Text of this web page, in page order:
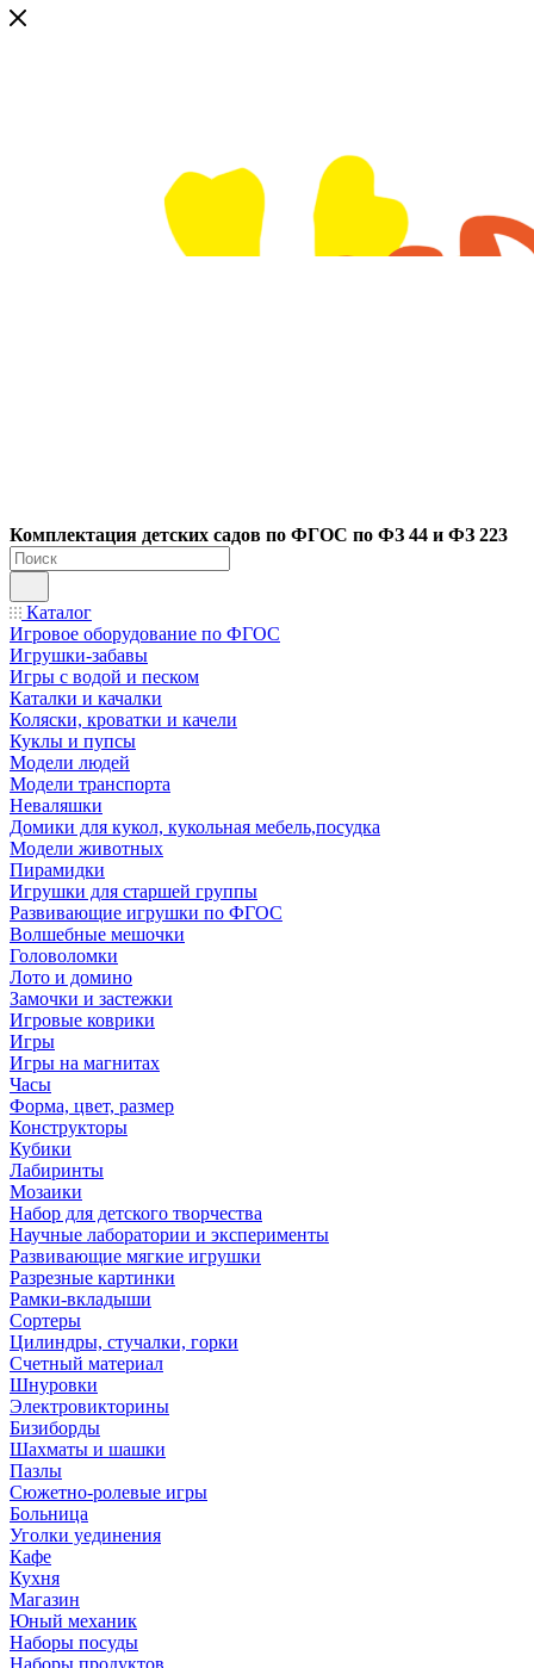
Комплектация детских садов по ФГОC по ФЗ 44 и ФЗ 223
Каталог
Игровое оборудование по ФГОС
Игрушки-забавы
Игры с водой и песком
Каталки и качалки
Коляски, кроватки и качели
Куклы и пупсы
Модели людей
Модели транспорта
Неваляшки
Домики для кукол, кукольная мебель,посудка
Модели животных
Пирамидки
Игрушки для старшей группы
Развивающие игрушки по ФГОС
Волшебные мешочки
Головоломки
Лото и домино
Замочки и застежки
Игровые коврики
Игры
Игры на магнитах
Часы
Форма, цвет, размер
Конструкторы
Кубики
Лабиринты
Мозаики
Набор для детского творчества
Научные лаборатории и эксперименты
Развивающие мягкие игрушки
Разрезные картинки
Рамки-вкладыши
Сортеры
Цилиндры, стучалки, горки
Счетный материал
Шнуровки
Электровикторины
Бизиборды
Шахматы и шашки
Пазлы
Сюжетно-ролевые игры
Больница
Уголки уединения
Кафе
Кухня
Магазин
Юный механик
Наборы посуды
Наборы продуктов